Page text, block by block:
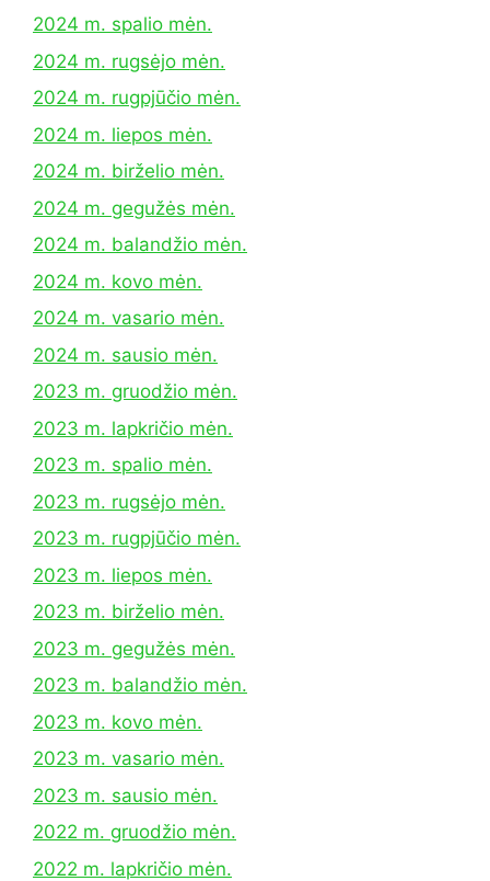
2024 m. spalio mėn.
2024 m. rugsėjo mėn.
2024 m. rugpjūčio mėn.
2024 m. liepos mėn.
2024 m. birželio mėn.
2024 m. gegužės mėn.
2024 m. balandžio mėn.
2024 m. kovo mėn.
2024 m. vasario mėn.
2024 m. sausio mėn.
2023 m. gruodžio mėn.
2023 m. lapkričio mėn.
2023 m. spalio mėn.
2023 m. rugsėjo mėn.
2023 m. rugpjūčio mėn.
2023 m. liepos mėn.
2023 m. birželio mėn.
2023 m. gegužės mėn.
2023 m. balandžio mėn.
2023 m. kovo mėn.
2023 m. vasario mėn.
2023 m. sausio mėn.
2022 m. gruodžio mėn.
2022 m. lapkričio mėn.